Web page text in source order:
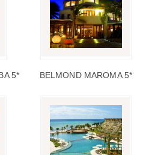
5* BELMOND MAROMA 5*